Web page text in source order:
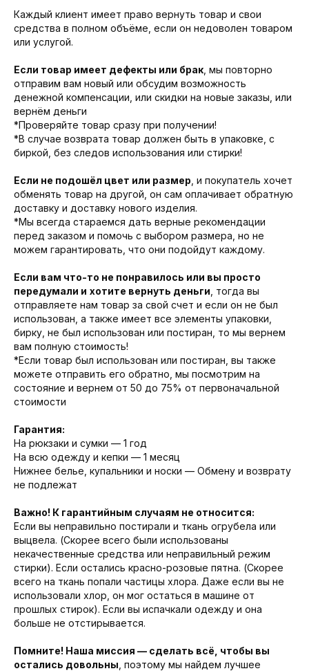
Каждый клиент имеет право вернуть товар и свои
средства в полном объёме, если он недоволен товаром
или услугой.
Если товар имеет дефекты или брак , мы повторно
отправим вам новый или обсудим возможность
денежной компенсации, или скидки на новые заказы, или
вернём деньги
*Проверяйте товар сразу при получении!
*В случае возврата товар должен быть в упаковке, с
биркой, без следов использования или стирки!
Если не подошёл цвет или размер , и покупатель хочет
обменять товар на другой, он сам оплачивает обратную
доставку и доставку нового изделия.
*Мы всегда стараемся дать верные рекомендации
перед заказом и помочь с выбором размера, но не
можем гарантировать, что они подойдут каждому.
Если вам что-то не понравилось или вы просто
передумали и хотите вернуть деньги , тогда вы
отправляете нам товар за свой счет и если он не был
использован, а также имеет все элементы упаковки,
бирку, не был использован или постиран, то мы вернем
вам полную стоимость!
*Если товар был использован или постиран, вы также
можете отправить его обратно, мы посмотрим на
состояние и вернем от 50 до 75% от первоначальной
стоимости
Гарантия:
На рюкзаки и сумки — 1 год
На всю одежду и кепки — 1 месяц
Нижнее белье, купальники и носки — Обмену и возврату
не подлежат
Важно! К гарантийным случаям не относится:
Если вы неправильно постирали и ткань огрубела или
выцвела. (Скорее всего были использованы
некачественные средства или неправильный режим
стирки). Если остались красно-розовые пятна. (Скорее
всего на ткань попали частицы хлора. Даже если вы не
использовали хлор, он мог остаться в машине от
прошлых стирок). Если вы испачкали одежду и она
больше не отстирывается.
Помните! Наша миссия — сделать всё, чтобы вы
остались довольны , поэтому мы найдем лучшее